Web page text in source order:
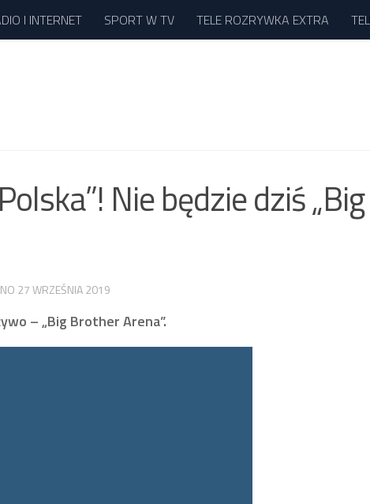
I INTERNET SPORT W TV TELE ROZRYWKA EXTRA
Nie będzie dziś „Big
27 WRZEŚNIA 2019
– „Big Brother Arena”.